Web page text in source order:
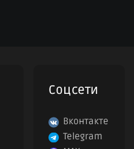
Соцсети
Вконтакте
Telegram